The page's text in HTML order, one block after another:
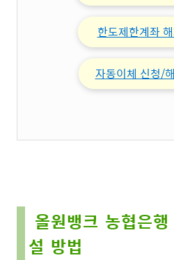
한도제한계좌
자동이체 신청/
올원뱅크 농협은
설 방법